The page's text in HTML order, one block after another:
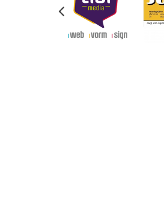
Previous